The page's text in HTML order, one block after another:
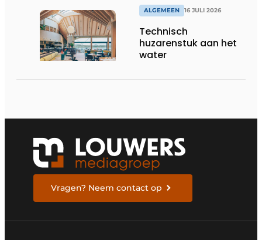
ALGEMEEN 16 JULI 2026
Technisch
huzarenstuk aan het
water
Vragen? Neem contact op